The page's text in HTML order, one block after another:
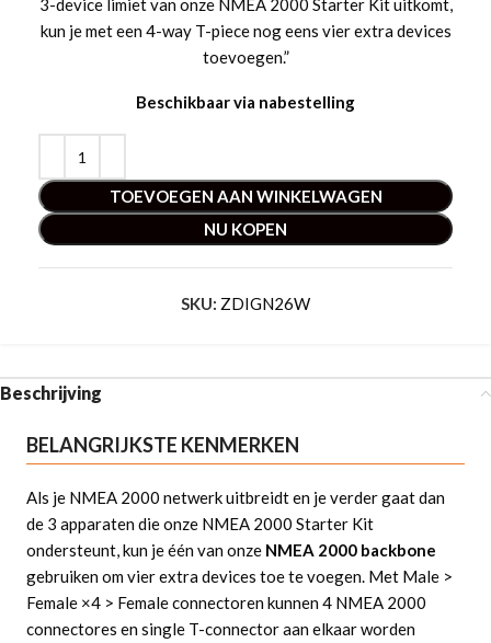
3-device limiet van onze NMEA 2000 Starter Kit uitkomt,
kun je met een 4-way T-piece nog eens vier extra devices
toevoegen.”
Beschikbaar via nabestelling
TOEVOEGEN AAN WINKELWAGEN
NU KOPEN
SKU: ZDIGN26W
Beschrijving
BELANGRIJKSTE KENMERKEN
Als je NMEA 2000 netwerk uitbreidt en je verder gaat dan
de 3 apparaten die onze NMEA 2000 Starter Kit
ondersteunt, kun je één van onze NMEA 2000 backbone
gebruiken om vier extra devices toe te voegen. Met Male >
Female ×4 > Female connectoren kunnen 4 NMEA 2000
connectores en single T-connector aan elkaar worden